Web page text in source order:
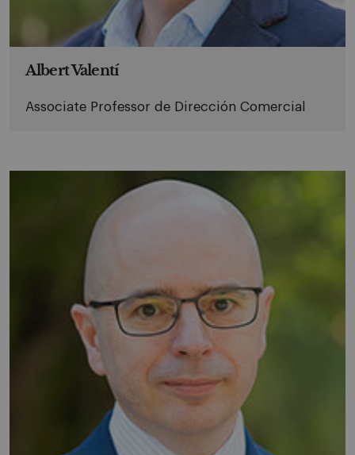
Albert Valentí
Associate Professor de Dirección Comercial